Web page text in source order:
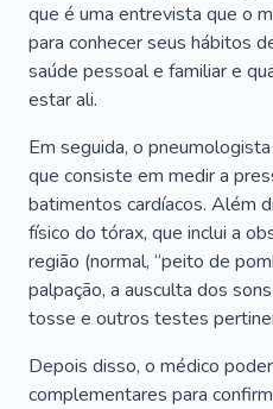
que é uma entrevista que o
para conhecer seus hábitos
saúde pessoal e familiar e
estar ali.
Em seguida, o
que consiste em medir a
batimentos cardíacos. Além
físico do tórax, que inclui a
região (normal, “peito de
palpação, a ausculta dos
tosse e outros testes
Depois disso, o médico
complementares para